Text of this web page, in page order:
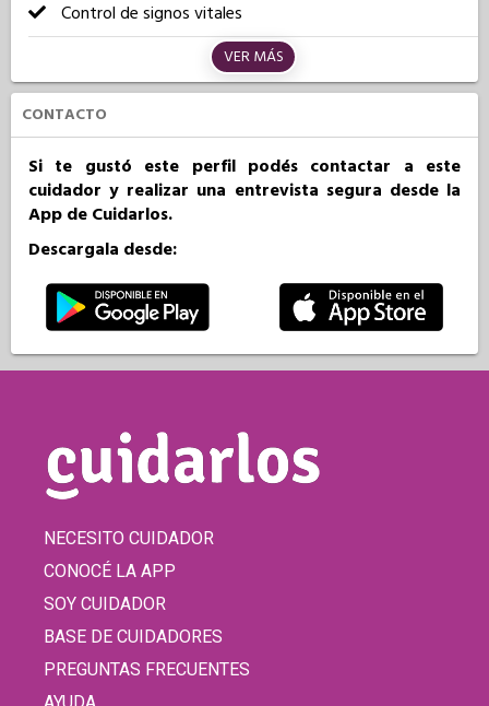
Control de signos vitales
VER MÁS
CONTACTO
Si te gustó este perfil podés contactar a este
cuidador y realizar una entrevista segura desde la
App de Cuidarlos.
Descargala desde:
NECESITO CUIDADOR
CONOCÉ LA APP
SOY CUIDADOR
BASE DE CUIDADORES
PREGUNTAS FRECUENTES
AYUDA